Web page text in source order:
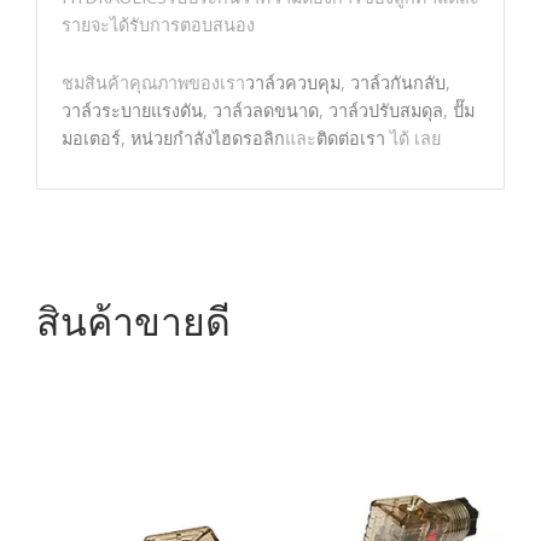
รายจะได้รับการตอบสนอง
ชมสินค้าคุณภาพของเราวาล์วควบคุม, วาล์วกันกลับ,
วาล์วระบายแรงดัน, วาล์วลดขนาด, วาล์วปรับสมดุล, ปั๊ม
มอเตอร์, หน่วยกำลังไฮดรอลิกและติดต่อเรา ได้ เลย
สินค้าขายดี